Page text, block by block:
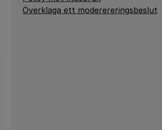
Överklaga ett moderereringsbeslut